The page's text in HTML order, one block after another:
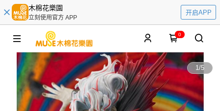
木棉花樂園
立刻使用官方 APP
开启APP
0
1/5